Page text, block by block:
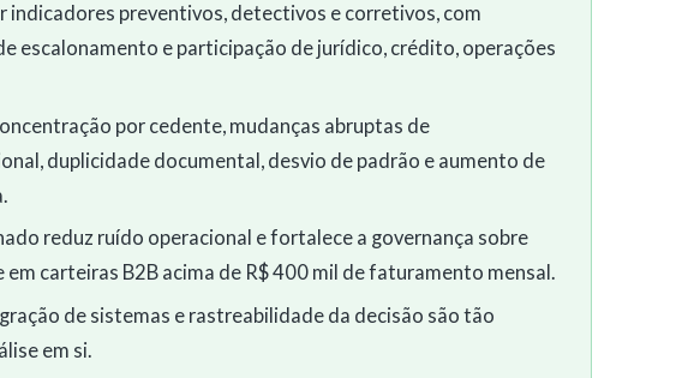
indicadores preventivos, detectivos e corretivos, com
escalonamento e participação de jurídico, crédito, operações
por cedente, mudanças abruptas de
duplicidade documental, desvio de padrão e aumento de
reduz ruído operacional e fortalece a governança sobre
em carteiras B2B acima de R$ 400 mil de faturamento mensal.
de sistemas e rastreabilidade da decisão são tão
em si.